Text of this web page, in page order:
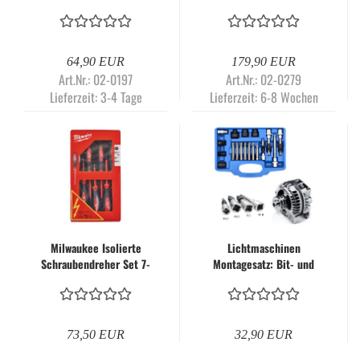
CV-Stahl | RTD0540
64,90 EUR
Art.Nr.: 02-0197
Lieferzeit:3-4 Tage
179,90 EUR
Art.Nr.: 02-0279
Lieferzeit: 6-8 Wochen
Milwaukee Isolierte
Schraubendreher Set 7-
73,50 EUR
Lichtmaschinen
Montagesatz: Bit- und
Adapter für
RTD2003
32,90 EUR